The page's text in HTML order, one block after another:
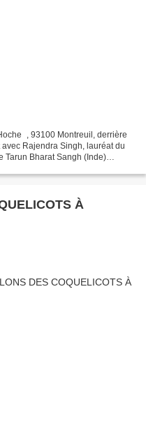
, 93100 Montreuil, derrière
Rajendra Singh, lauréat du
Tarun Bharat Sangh (Inde)
À